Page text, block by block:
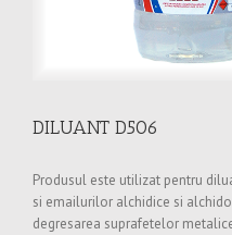
DILUANT D506
Produsul este utilizat pentru
si emailurilor alchidice si
degresarea suprafetelor